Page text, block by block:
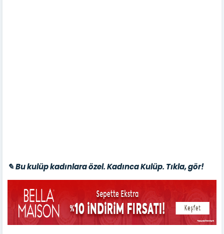
✎ Bu kulüp kadınlara özel. Kadınca Kulüp. Tıkla, gör!